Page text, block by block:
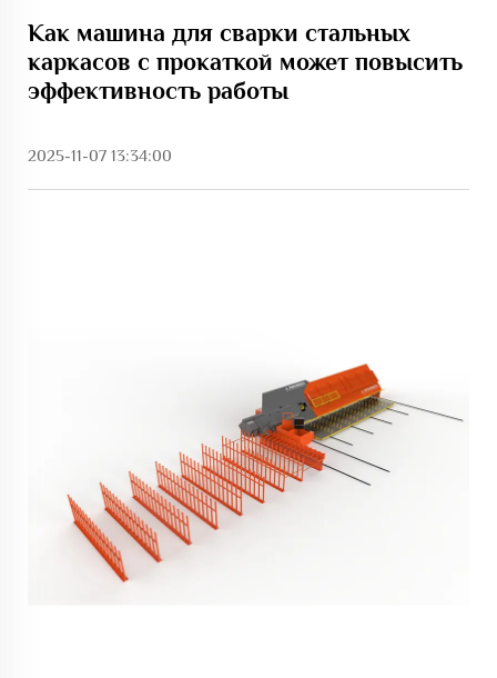
Как машина для сварки стальных
каркасов с прокаткой может повысить
эффективность работы
2025-11-07 13:34:00